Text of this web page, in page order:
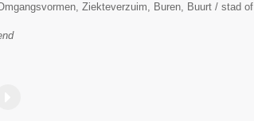
Ziekteverzuim, Buren, Buurt / stad of